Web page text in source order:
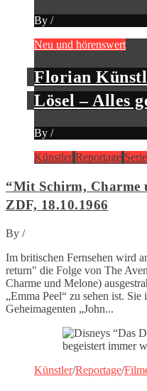
By /
Neu und hörenswert
Florian
Lösel – Alles
By /
Künstler Reportage
“Mit Schirm, Charme
ZDF, 18.10.1966
By /
Im britischen Fernsehen wird
return" die Folge von The
Charme und Melone)
„Emma Peel“ zu sehen ist. Sie
Geheimagenten „John...
Künstler/Reportage/